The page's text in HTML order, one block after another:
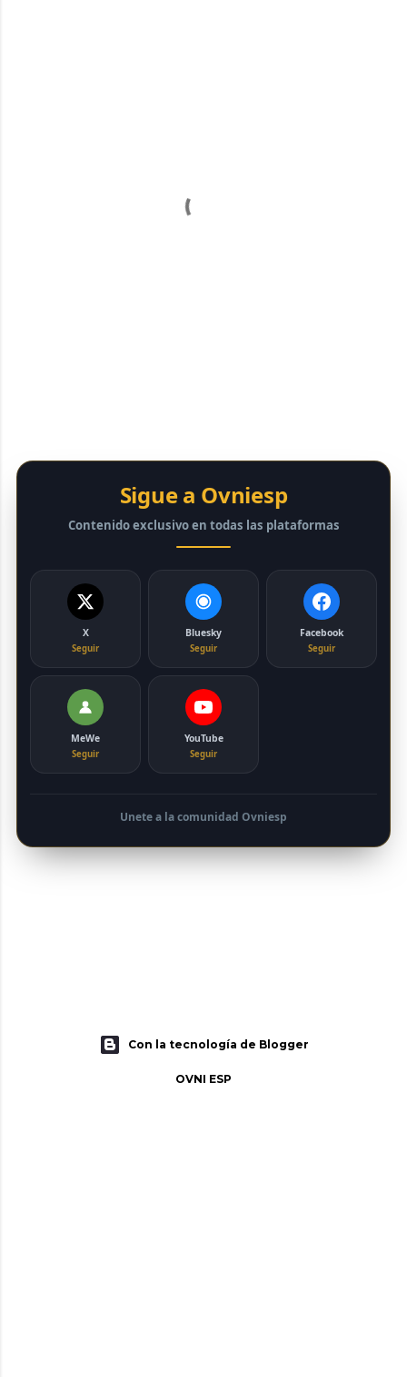
Sigue a Ovniesp
Contenido exclusivo en todas las plataformas
X
Seguir
Bluesky
Seguir
Facebook
Seguir
MeWe
Seguir
YouTube
Seguir
Unete a la comunidad Ovniesp
Con la tecnología de Blogger
OVNI ESP